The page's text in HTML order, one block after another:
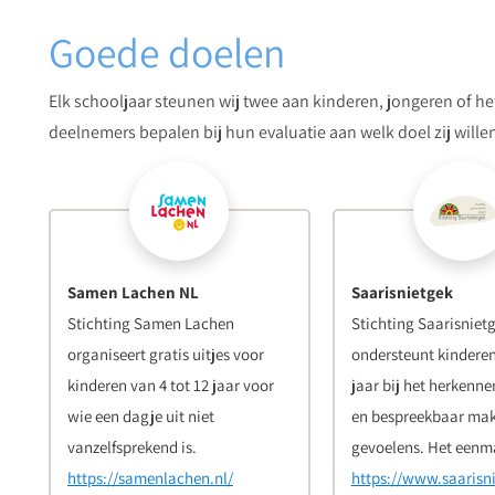
congresontwikkelaar
Suzanne Veldhuis-Agterberg
en cursussen komen mijn ervaring als
geschiedenisdocent en mijn opgedane kennis tijdens
mijn studie goed van...
congressecretaresse
Miranda de Wit
Sinds ik medio 2011 bij Medilex ben
begonnen vallen alle puzzelstukjes van
Goede doelen
Elk schooljaar steunen wij twee aan kinderen, jongeren of
deelnemers bepalen bij hun evaluatie aan welk doel zij
Samen Lachen NL
Stichting Samen Lachen
organiseert gratis uitjes voor
kinderen van 4 tot 12 jaar voor
wie een dagje uit niet
vanzelfsprekend is.
https://samenlachen.nl/
Saarisnietgek
Stichting
ondersteunt
jaar bij het
en bespreekbaar
gevoelens. Het
https://